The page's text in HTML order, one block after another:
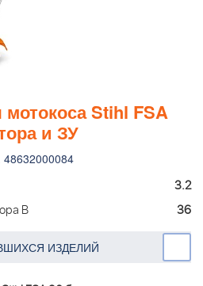
Stihl FSA
и ЗУ
3.2
В
36
ИЗДЕЛИЙ